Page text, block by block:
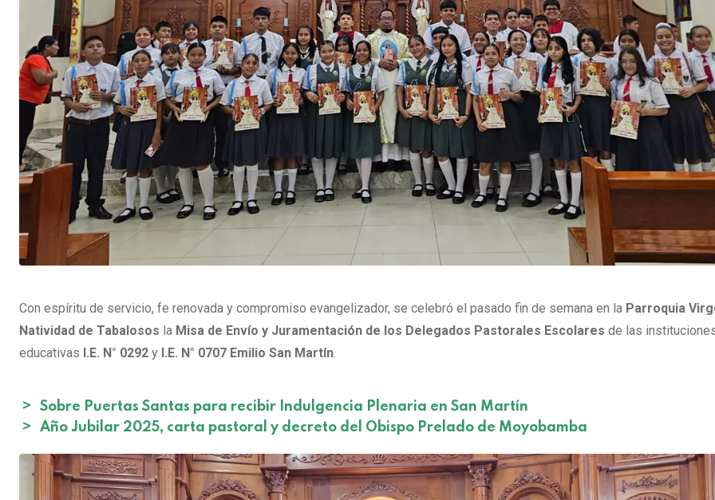
Con espíritu de servicio, fe renovada y compromiso evangelizador, se celebró el pasado fin de semana en la Parroquia
Natividad de Tabalosos la Misa de Envío y Juramentación de los Delegados Pastorales Escolares de las
educativas I.E. N° 0292 y I.E. N° 0707 Emilio San Martín.
>
Sobre Puertas Santas para recibir Indulgencia Plenaria en San Martín
>
Año Jubilar 2025, carta pastoral y decreto del Obispo Prelado de Moyobamba